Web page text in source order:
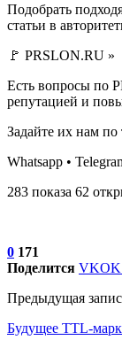
Подобрать
статьи в
🚩 PRSLON.RU »
Есть вопросы по
репутацией и
Задайте их нам
Whatsapp •
283 показа 62
0 171
Поделится VK
Предыдущая
Будущее TTL-